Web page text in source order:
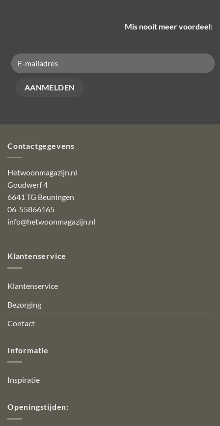
Mis nooit meer voordeel:
Contactgegevens
Hetwoonmagazijn.nl
Goudwerf 4
6641 TG Beuningen
06-55866165
info@hetwoonmagazijn.nl
Klantenservice
Klantenservice
Bezorging
Contact
Informatie
Inspiratie
Openingstijden: